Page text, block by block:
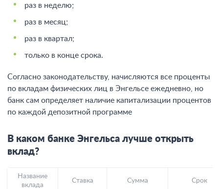
раз в неделю;
раз в месяц;
раз в квартал;
только в конце срока.
Согласно законодательству, начисляются все проценты
по вкладам физических лиц в Энгельсе ежедневно, но
банк сам определяет наличие капитализации процентов
по каждой депозитной программе
В каком банке Энгельса лучше открыть
вклад?
Название
вклада
Ставка Сумма Срок